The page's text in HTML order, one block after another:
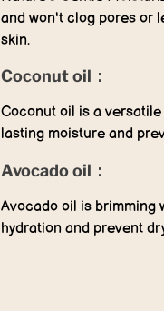
and won't clog pores or
skin.
Coconut oil：
Coconut oil is a
lasting moisture and
Avocado oil：
Avocado oil is brimming
hydration and prevent